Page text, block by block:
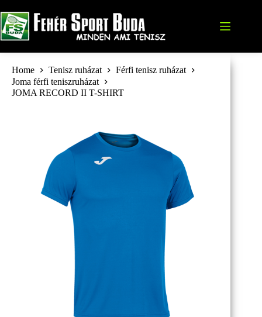
to
content
Home Tenisz ruházat
Férfi tenisz ruházat
Joma férfi teniszruházat
JOMA RECORD II T-SHIRT